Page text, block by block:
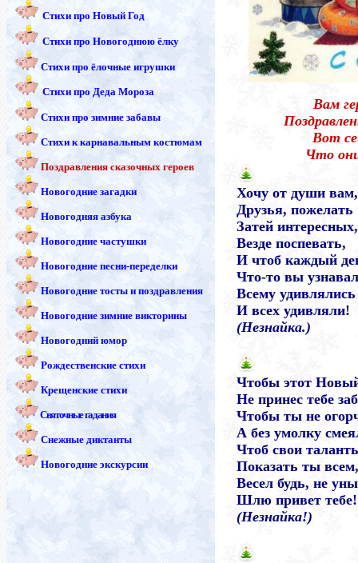
Стихи про Новый Год
Стихи про Новогоднюю ёлку
Стихи про ёлочные игрушки
Стихи про Деда Мороза
Стихи про зимние забавы
Стихи к карнавальным костюмам
Поздравления сказочных героев
Новогодние загадки
Новогодняя азбука
Новогодние частушки
Новогодние песни-переделки
Новогодние тосты и поздравления
Новогодние зимние викторины
Новогодний юмор
Рождественские стихи
Крещенские стихи
Святочные гадания
Снежные диктанты
Новогодние экскурсии
Вам
Вот
Что
Хочу от души вам,
Друзья, пожелать
Затей интересных,
Везде поспевать,
И чтоб каждый
Что-то вы
Всему удивлялись
И всех удивляли!
(Незнайка.)
Чтобы этот
Не принес тебе
Чтобы ты не
А без умолку
Чтоб свои
Показать ты
Весел будь, не
Шлю привет
(Незнайка!)